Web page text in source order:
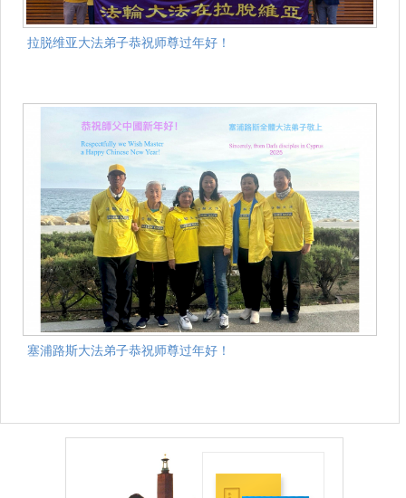
拉脱维亚大法弟子恭祝师尊过年好！
塞浦路斯大法弟子恭祝师尊过年好！